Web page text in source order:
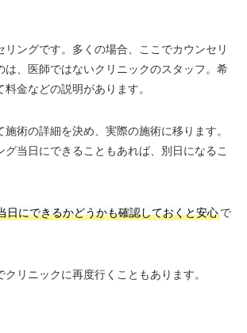
リングです。多くの場合、ここでカウンセリ
は、医師ではないクリニックのスタッフ。希
金などの説明があります。
術の詳細を決め、実際の施術に移ります。
グ当日にできることもあれば、別日になるこ
日にできるかどうかも確認しておくと安心で
リニックに再度行くこともあります。